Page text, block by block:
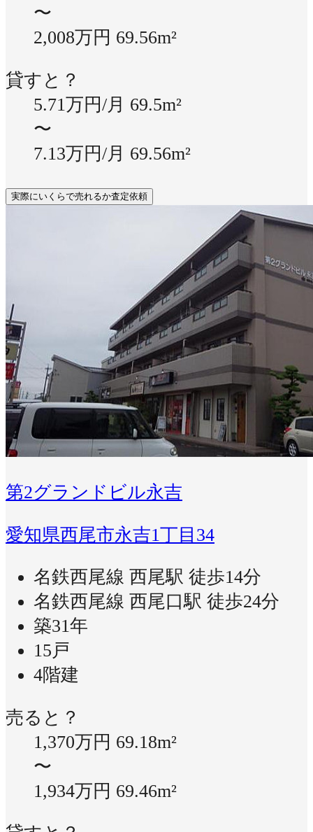
〜
2,008万円 69.56m²
貸すと？
5.71万円/月 69.5m²
〜
7.13万円/月 69.56m²
実際にいくらで売れるか査定依頼
第2グランドビル永吉
愛知県西尾市永吉1丁目34
名鉄西尾線 西尾駅 徒歩14分
名鉄西尾線 西尾口駅 徒歩24分
築31年
15戸
4階建
売ると？
1,370万円 69.18m²
〜
1,934万円 69.46m²